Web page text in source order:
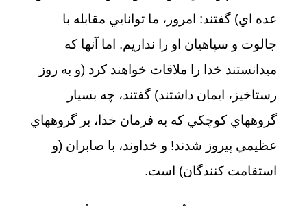
عده‏ اي) گفتند: امروز، ما توانايي مقابله با
جالوت و سپاهيان او را نداريم. اما آنها كه
مي‏دانستند خدا را ملاقات خواهند كرد (و به روز
رستاخيز، ايمان داشتند) گفتند، چه بسيار
گروههاي كوچكي كه به فرمان خدا، بر گروههاي
عظيمي پيروز شدند! و خداوند، با صابران (و
استقامت كنندگان) است.